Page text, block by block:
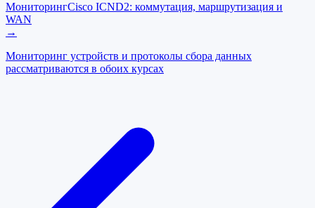
МониторингCisco ICND2: коммутация, маршрутизация и
WAN
→
Мониторинг устройств и протоколы сбора данных
рассматриваются в обоих курсах